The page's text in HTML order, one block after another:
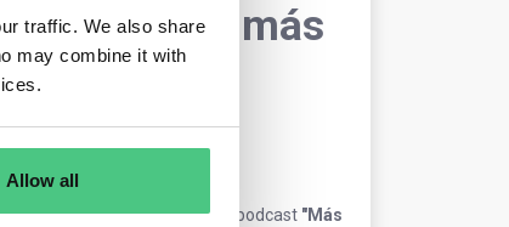
traffic. We also share
may combine it with
Allow all
¿Un café más
empresa
@ osapiens
parte de nuestro nuevo podcast "Más